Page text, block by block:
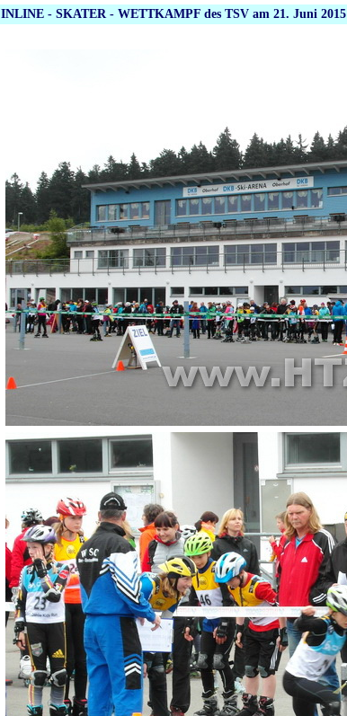
INLINE - SKATER - WETTKAMPF des TSV am 21. Juni 2015